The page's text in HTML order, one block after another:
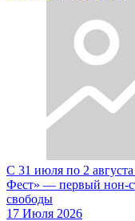
С 31 июля по 2
Фест» — первый нон-
свободы
17 Июля 2026